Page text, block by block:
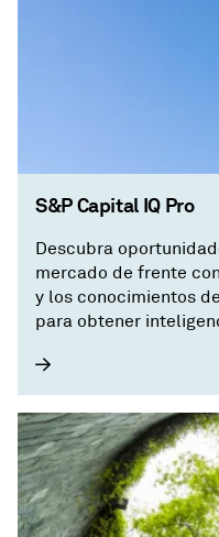
S&P Capital IQ Pro
Descubra
mercado de frente
y los conocimientos
para obtener